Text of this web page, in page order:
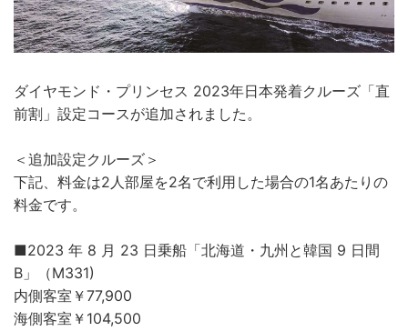
ダイヤモンド・プリンセス 2023年日本発着クルーズ「直
前割」設定コースが追加されました。
＜追加設定クルーズ＞
下記、料金は2人部屋を2名で利用した場合の1名あたりの
料金です。
■2023 年 8 月 23 日乗船「北海道・九州と韓国 9 日間
B」（M331)
内側客室￥77,900
海側客室￥104,500